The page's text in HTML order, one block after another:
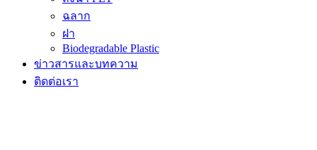
ฉลาก
ฝา
Biodegradable Plastic
ข่าวสารและบทความ
ติดต่อเรา